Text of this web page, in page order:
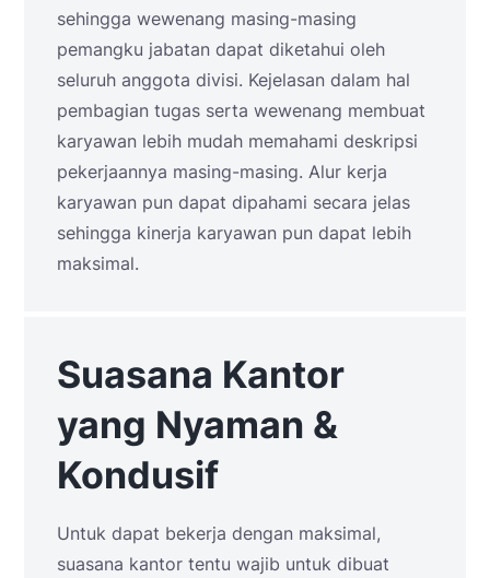
sehingga wewenang masing-masing
pemangku jabatan dapat diketahui oleh
seluruh anggota divisi. Kejelasan dalam hal
pembagian tugas serta wewenang membuat
karyawan lebih mudah memahami deskripsi
pekerjaannya masing-masing. Alur kerja
karyawan pun dapat dipahami secara jelas
sehingga kinerja karyawan pun dapat lebih
maksimal.
Suasana Kantor
yang Nyaman &
Kondusif
Untuk dapat bekerja dengan maksimal,
suasana kantor tentu wajib untuk dibuat